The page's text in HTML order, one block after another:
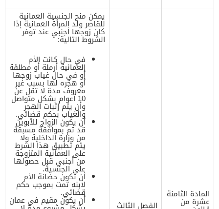
المادة الثامنة
عشرة من الفصل الثالث
يمكن منح الجنسية العمانية
للقاصر ولد المرأة العمانية إذا
كان زوجها أجنبي عند توفر
الشروط التالية:
في حال كانت الأم
العمانية أرملة أو مطلقة
أو في حال غياب زوجها
أو هجره لها بسبب غير
معروف مدة لا تقل عن
10 أعوام بشكل متواصل
وأن يتم إثبات الهجر
والغياب بحكم قضائي.
أن يكون الزواج للأبوين
قد تم بموافقة مسبقة
من وزارة الداخلية ولا
يتم تطبيق هذا الشرط
على العمانية المتزوجة
من أجنبي قبل حصولها
على الجنسية.
أن تكون حضانة الأم
لابنه تمت بموجب حكم
قضائي.
أن يكون مقيم في عمان